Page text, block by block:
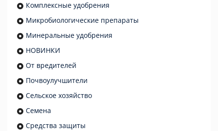
Комплексные удобрения
Микробиологические препараты
Минеральные удобрения
НОВИНКИ
От вредителей
Почвоулучшители
Сельское хозяйство
Семена
Средства защиты